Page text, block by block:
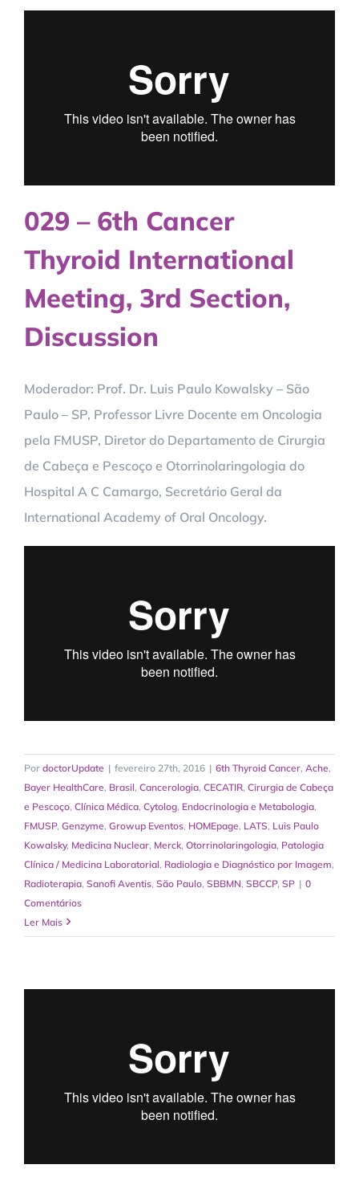
029 – 6th Cancer
Thyroid International
Meeting, 3rd Section,
Discussion
Moderador: Prof. Dr. Luis Paulo Kowalsky – São
Paulo – SP, Professor Livre Docente em Oncologia
pela FMUSP, Diretor do Departamento de Cirurgia
de Cabeça e Pescoço e Otorrinolaringologia do
Hospital A C Camargo, Secretário Geral da
International Academy of Oral Oncology.
Por doctorUpdate | fevereiro 27th, 2016 | 6th Thyroid Cancer, Ache,
Bayer HealthCare, Brasil, Cancerologia, CECATIR, Cirurgia de Cabeça
e Pescoço, Clínica Médica, Cytolog, Endocrinologia e Metabologia,
FMUSP, Genzyme, Growup Eventos, HOMEpage, LATS, Luis Paulo
Kowalsky, Medicina Nuclear, Merck, Otorrinolaringologia, Patologia
Clínica / Medicina Laboratorial, Radiologia e Diagnóstico por Imagem,
Radioterapia, Sanofi Aventis, São Paulo, SBBMN, SBCCP, SP | 0
Comentários
Ler Mais